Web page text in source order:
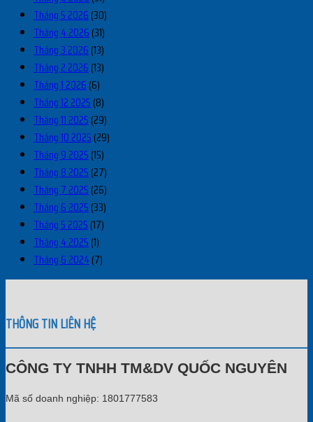
Tháng 5 2026(30)
Tháng 4 2026(31)
Tháng 3 2026(13)
Tháng 2 2026(13)
Tháng 1 2026(6)
Tháng 12 2025(8)
Tháng 11 2025(29)
Tháng 10 2025(29)
Tháng 9 2025(15)
Tháng 8 2025(27)
Tháng 7 2025(26)
Tháng 6 2025(33)
Tháng 5 2025(17)
Tháng 4 2025(1)
Tháng 6 2024(7)
THÔNG TIN LIÊN HỆ
CÔNG TY TNHH TM&DV QUỐC NGUYÊN
Mã số doanh nghiệp: 1801777583